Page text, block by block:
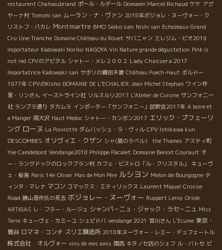
restaurent Chateaubriand ポール・ルデール Domaien Marcel Richaud ケケ アグ
ヤーナ村 Tomomi san ムーラン・ナ・ヴァン 2018年ボジョレ・ヌーヴォー・ク
リストフ・パカレ Montmartre BMO Seiko san Nishi san Echezeaux Grand
Cru Une Tranche Domaine Château du Rouet サバニャン ミレジム・ビオ2019
Importateur Kadowaki Noriko NAGOYA Vin Nature grande dégustation Pink is
not red CPVのアビタル シャトー・メレ２００２ Lady Chassera 2017
Importatrice Kadowaki san サボリの鎌田夫妻 Château Puech-Haut ボルドー
1977年 CPVのKisho DOMAINE DE L'ECHALIER Jean Michel Stephan ワイン作
家・リンさん イーストライン社 ソルスルリ2017 L'Atelier de Cuisine サンフォニー
社 ランブラ通り タカムラ インポーター「サンフォニー」試飲会2017年 A boire et
a Manger 南大沢 Haut Medoc シャトー・カンボン2017 エリック・プフェーリ
ング ローヌ La Poivrotte ダムバッシュ・ラ・ヴィル CPV Ishikawa kun
DESCOMBES オリヴィエ・クザン シャ(猫のラベル） the Thames アスティ町
Yve Camdebord Vendange2018 Philippe Pacalet Domaine Benoit Courault オ
ー・ラングドックのロックブラン村 カフェ・ビストロ「ル・クリスタル」
キューヴ
ェ・桜島 Paris 14e Olivar Mas de Mon Père ルシヨン Melon de Bourgogne テ
ィンタ・マレナ マコン コマックス・エティリックス Laurent Miquel Crosse
Road 勝山晋作氏の死去 ボジョレー・ヌーヴォー Ruppert Leroy Oriole
ARTIGAS レ・フラー・ルージュ シャンパ－ニュ・ジャック・ラセ－ニュ Miss
Terre キューヴェ・カミーユ シュビドバ vendange 2021 宮川さん L'Ecume 東京・
鴬谷 ロマネ・コンチ スリエ醸造所 2018年ヌーヴォー・レミー・デュフェートル
株式会社 オルヴォー vins de mes amis 関西 キタノセ店のシェフ ル・バトセ ビ